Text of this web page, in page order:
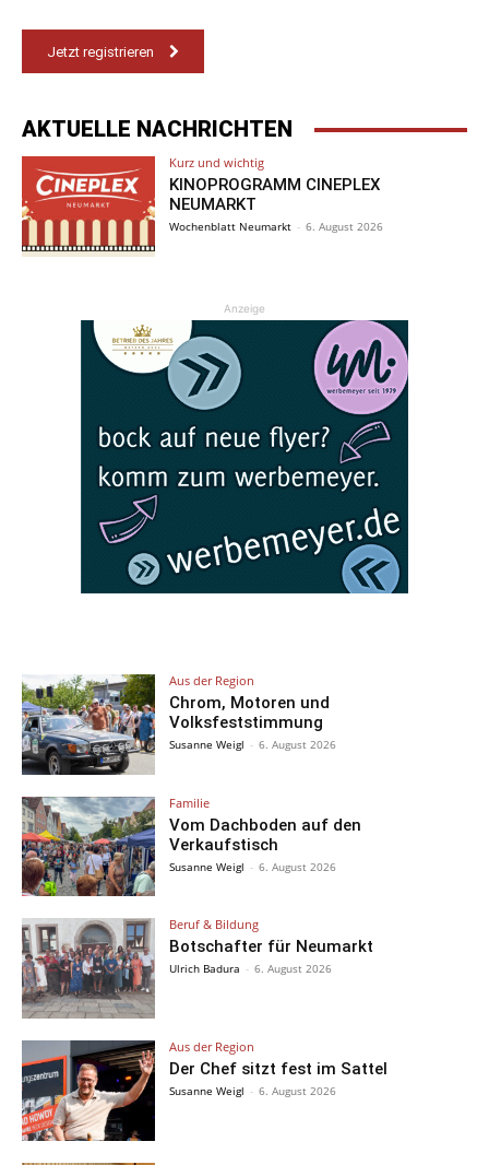
Jetzt registrieren
AKTUELLE NACHRICHTEN
Kurz und wichtig
KINOPROGRAMM CINEPLEX
NEUMARKT
Wochenblatt Neumarkt - 6. August 2026
Anzeige
Aus der Region
Chrom, Motoren und
Volksfeststimmung
Susanne Weigl - 6. August 2026
Familie
Vom Dachboden auf den
Verkaufstisch
Susanne Weigl - 6. August 2026
Beruf & Bildung
Botschafter für Neumarkt
Ulrich Badura - 6. August 2026
Aus der Region
Der Chef sitzt fest im Sattel
Susanne Weigl - 6. August 2026